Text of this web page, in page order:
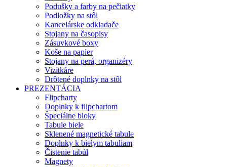
Podušky a farby na pečiatky
Podložky na stôl
Kancelárske odkladače
Stojany na časopisy
Zásuvkové boxy
Koše na papier
Stojany na perá, organizéry
Vizitkáre
Drôtené doplnky na stôl
PREZENTÁCIA
Flipcharty
Doplnky k flipchartom
Špeciálne bloky
Tabule biele
Sklenené magnetické tabule
Doplnky k bielym tabuliam
Čistenie tabúl
Magnety